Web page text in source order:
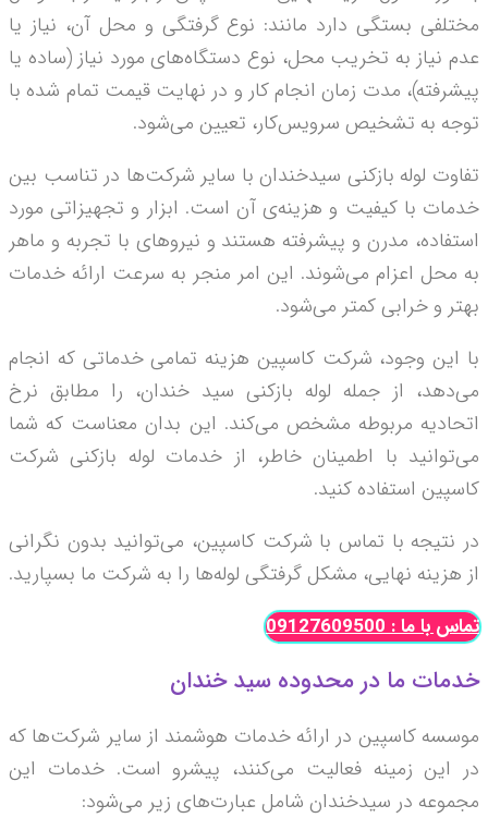
مختلفی بستگی دارد مانند: نوع گرفتگی و محل آن، نیاز یا
عدم نیاز به تخریب محل، نوع دستگاه‌­های مورد نیاز (ساده یا
پیشرفته)، مدت زمان انجام کار و در نهایت قیمت تمام شده با
توجه به تشخیص سرویس‌­کار، تعیین می‌شود.
تفاوت لوله بازکنی سیدخندان با سایر شرکت‌­ها در تناسب بین
خدمات با کیفیت و هزینه­‌ی آن است. ابزار و تجهیزاتی مورد
استفاده، مدرن و پیشرفته هستند و نیروهای با تجربه و ماهر
به محل اعزام می‌شوند. این امر منجر به سرعت ارائه خدمات
بهتر و خرابی کمتر می‌شود.
با این وجود، شرکت کاسپین هزینه تمامی خدماتی که انجام
می‌دهد، از جمله لوله بازکنی سید خندان، را مطابق نرخ‌
اتحادیه مربوطه مشخص می‌کند. این بدان معناست که شما
می‌توانید با اطمینان خاطر، از خدمات لوله بازکنی شرکت
کاسپین استفاده کنید.
در نتیجه با تماس با شرکت کاسپین، می‌توانید بدون نگرانی
از هزینه‌ نهایی، مشکل گرفتگی لوله‌ها را به شرکت ما بسپارید.
تماس با ما : 09127609500
خدمات ما در محدوده سید خندان
موسسه کاسپین در ارائه خدمات هوشمند از سایر شرکت‌ها که
در این زمینه فعالیت می‌کنند، پیشرو است. خدمات این
مجموعه در سیدخندان شامل عبارت‌های زیر می‌شود: